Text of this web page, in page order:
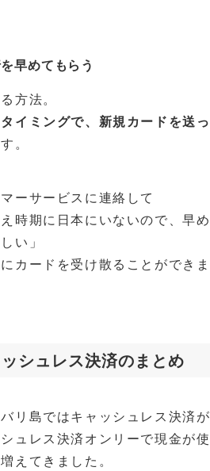
早めてもらう
方法。
イミングで、新規カードを送
。
ーサービスに連絡して
時期に日本にいないので、早
い」
カードを受け散ることができ
シュレス決済のまとめ
リ島ではキャッシュレス決済
ュレス決済オンリーで現金が
えてきました。